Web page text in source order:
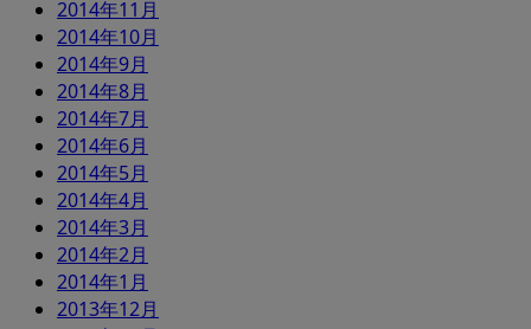
2014年11月
2014年10月
2014年9月
2014年8月
2014年7月
2014年6月
2014年5月
2014年4月
2014年3月
2014年2月
2014年1月
2013年12月